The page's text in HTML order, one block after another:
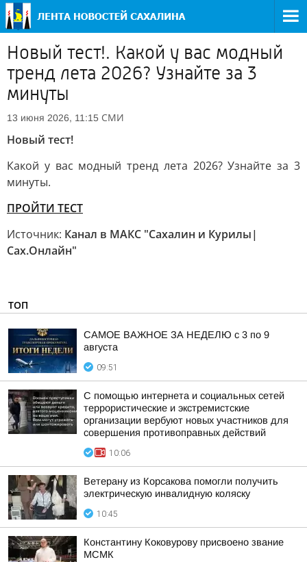
Новый тест!. Какой у вас модный
тренд лета 2026? Узнайте за 3
минуты
13 июня 2026, 11:15 СМИ
Новый тест!
Какой у вас модный тренд лета 2026? Узнайте за 3
минуты.
ПРОЙТИ ТЕСТ
Источник: Канал в МАКС "Сахалин и Курилы|
Сах.Онлайн"
ТОП
САМОЕ ВАЖНОЕ ЗА НЕДЕЛЮ с 3 по 9
августа
09:51
С помощью интернета и социальных сетей
террористические и экстремистские
организации вербуют новых участников для
совершения противоправных действий
10:06
Ветерану из Корсакова помогли получить
электрическую инвалидную коляску
10:45
Константину Коковурову присвоено звание
МСМК